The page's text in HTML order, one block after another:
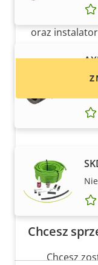
Znajdź
oraz
Chcesz
Chcesz